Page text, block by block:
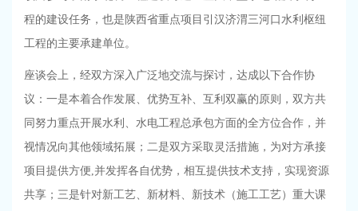
程的建设任务，也是陕西省重点项目引汉济渭三河口水利枢纽
工程的主要承建单位。
座谈会上，经双方深入广泛地交流与探讨，达成以下合作协
议：一是本着合作发展、优势互补、互利双赢的原则，双方共
同努力重点开展水利、水电工程总承包方面的全方位合作，并
视情况向其他领域拓展；二是双方采取灵活措施，为对方承接
项目提供方便,并发挥各自优势，相互提供技术支持，实现资源
共享；三是针对新工艺、新材料、新技术（施工工艺）重大课